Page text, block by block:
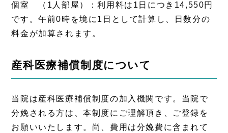
個室 （1人部屋）：利用料は1日につき14,550円
です。午前0時を境に1日として計算し、日数分の
料金が加算されます。
産科医療補償制度について
当院は産科医療補償制度の加入機関です。当院で
分娩される方は、本制度にご理解頂き、ご登録を
お願いいたします。尚、費用は分娩費に含まれて